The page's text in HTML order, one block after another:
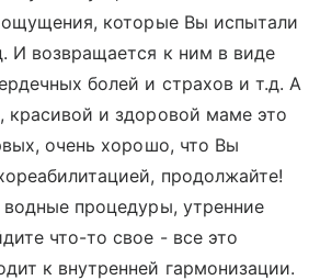
которые Вы испытали
И возвращается к ним в виде
болей и страхов и т.д. А
красивой и здоровой маме это
очень хорошо, что Вы
продолжайте!
процедуры, утренние
что-то свое - все это
к внутренней гармонизации.